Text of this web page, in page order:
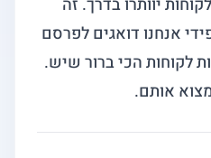
יוותרו בדרך. זה
אנחנו דואגים לפרסם
לקוחות הכי ברור שיש.
אותם.